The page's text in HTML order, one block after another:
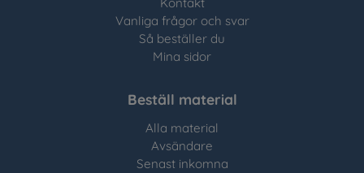
Vanliga frågor och svar
Så beställer du
Mina sidor
Beställ material
Alla material
Avsändare
Senast inkomna